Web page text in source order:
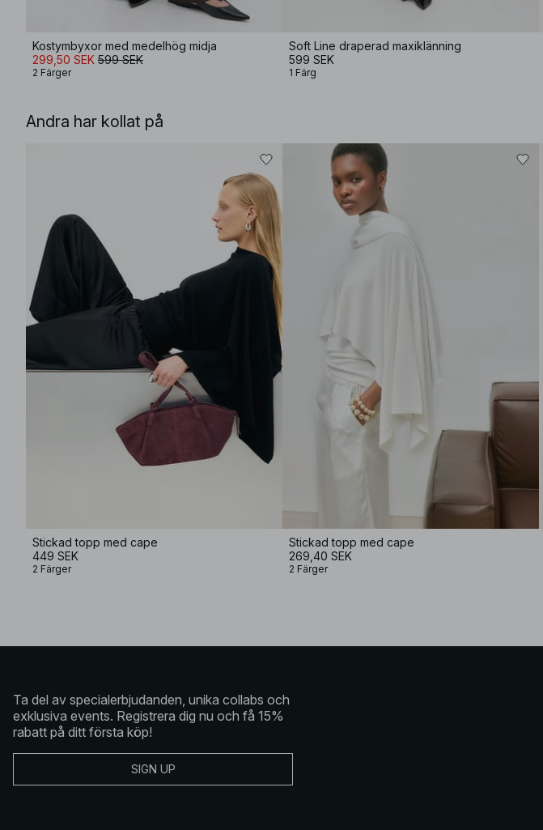
Kostymbyxor med medelhög midja
299,50 SEK 599 SEK
2 Färger
Soft Line draperad maxiklänning
599 SEK
1 Färg
Andra har kollat på
Stickad topp med cape
449 SEK
2 Färger
Stickad topp med cape
269,40 SEK
2 Färger
Ta del av specialerbjudanden, unika collabs och
exklusiva events. Registrera dig nu och få 15%
rabatt på ditt första köp!
SIGN UP